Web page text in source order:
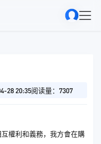
28 20:35阅读量：7307
權利和義務，我方會在購